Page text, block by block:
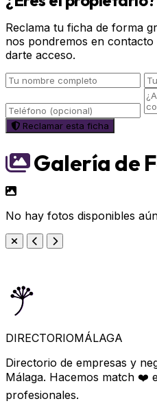
Reclama tu ficha de forma
nos pondremos en
darte acceso.
Reclamar esta ficha
Galería de
No hay fotos disponibles
DIRECTORIOMÁLAGA
Directorio de empresas y
Málaga. Hacemos match ❤️
profesionales.